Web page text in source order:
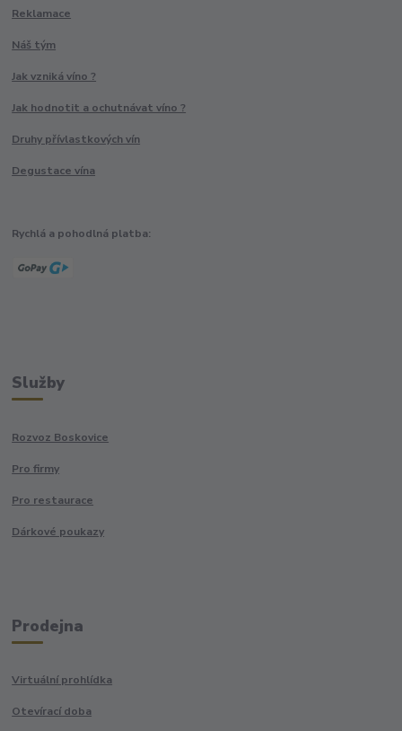
Reklamace
Náš tým
Jak vzniká víno ?
Jak hodnotit a ochutnávat víno ?
Druhy přívlastkových vín
Degustace vína
Rychlá a pohodlná platba:
Služby
Rozvoz Boskovice
Pro firmy
Pro restaurace
Dárkové poukazy
Prodejna
Virtuální prohlídka
Otevírací doba